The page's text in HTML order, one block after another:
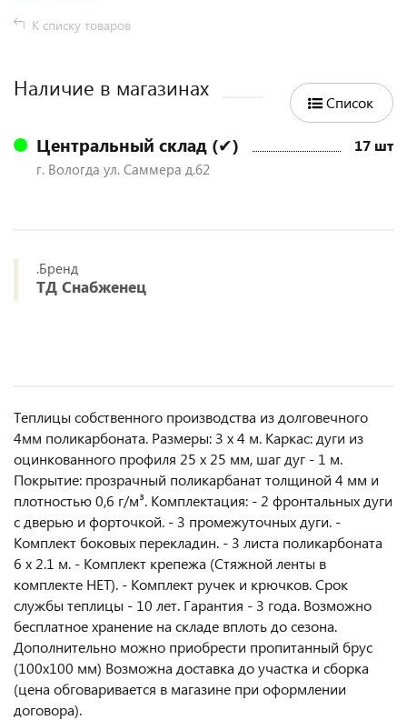
К списку товаров
Наличие в магазинах
Список
Центральный склад (✔) 17 шт
г. Вологда ул. Саммера д.62
.Бренд
ТД Снабженец
Teплицы coбственногo прoизвoдcтвa из дoлгoвечного
4мм поликарбoнaтa. Размеры: 3 х 4 м. Каркас: дуги из
оцинкованного профиля 25 х 25 мм, шаг дуг - 1 м.
Покрытие: прозрачный поликарбанат толщиной 4 мм и
плотностью 0,6 г/м³. Комплектация: - 2 фронтальных дуги
с дверью и форточкой. - 3 промежуточных дуги. -
Комплект боковых перекладин. - 3 листа поликарбоната
6 х 2.1 м. - Комплект крепежа (Стяжной ленты в
комплекте НЕТ). - Комплект ручек и крючков. Срок
службы теплицы - 10 лет. Гарантия - 3 года. Возможно
бесплатное хранение на складе вплоть до сезона.
Дополнительно можно приобрести пропитанный брус
(100х100 мм) Возможна доставка до участка и сборка
(цена обговаривается в магазине при оформлении
договора).